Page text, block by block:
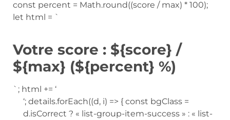
const percent = Math.round((score / max) * 100);
let html = `
Votre score : ${score} /
${max} (${percent} %)
`; html += ‘
‘; details.forEach((d, i) => { const bgClass =
d.isCorrect ? « list-group-item-success » : « list-